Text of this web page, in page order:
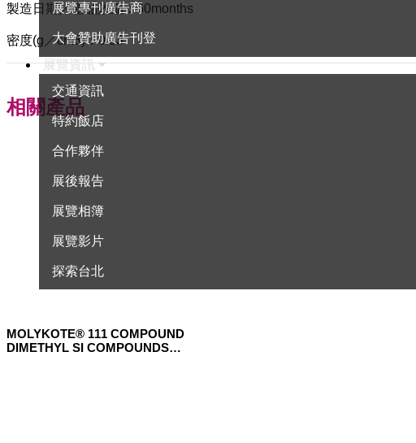
展覽專刊廣告商
大會贊助廣告刊登
展覽資訊
交通資訊
特約飯店
合作夥伴
展後報告
展覽相簿
展覽影片
探索台北
製造日期／產品效期：60months
密度(g／cm3)：0.83
相關產品
MOLYKOTE® 111 COMPOUND
DIMETHYL SI COMPOUNDS